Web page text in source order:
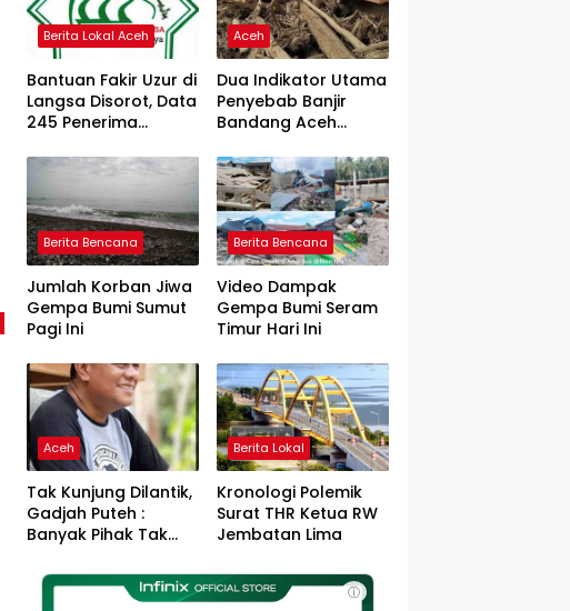
Berita Lokal Aceh
Bantuan Fakir Uzur di
Langsa Disorot, Data
245 Penerima
Aceh
Dua Indikator Utama
Penyebab Banjir
Bandang Aceh
Puteh Soroti
Kerusakan DAS
Berita Bencana
Jumlah Korban Jiwa
Gempa Bumi Sumut
Pagi Ini
Berita Bencana
Video Dampak
Gempa Bumi Seram
Timur Hari Ini
Aceh
Tak Kunjung Dilantik,
Gadjah Puteh :
Banyak Pihak Tak
Jadi Pemimpin Kota
Berita Lokal
Kronologi Polemik
Surat THR Ketua RW
Jembatan Lima
ⓘ